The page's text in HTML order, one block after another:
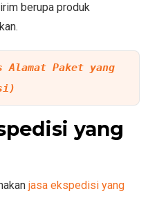
berupa produk
Alamat Paket yang
yang
jasa ekspedisi yang